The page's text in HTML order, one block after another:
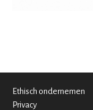
Ethisch ondernemen
Privacy